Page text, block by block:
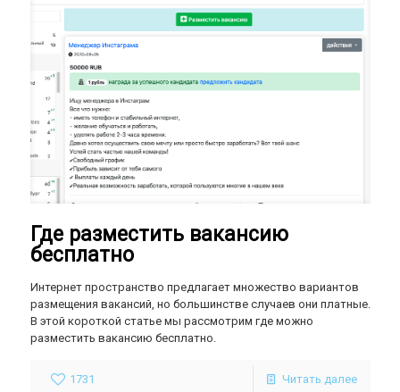
Где разместить вакансию
бесплатно
Интернет пространство предлагает множество вариантов
размещения вакансий, но большинстве случаев они платные.
В этой короткой статье мы рассмотрим где можно
разместить вакансию бесплатно.
1731 Читать далее